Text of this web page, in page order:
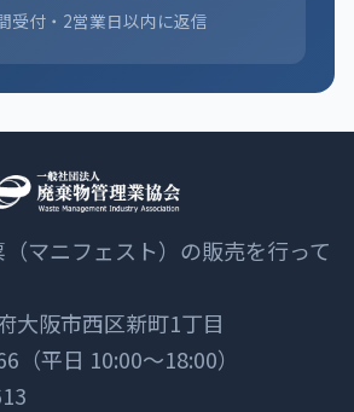
受付・2営業日以内に返信
マニフェスト）の販売を行って
大阪市西区新町1丁目
（平日 10:00〜18:00）